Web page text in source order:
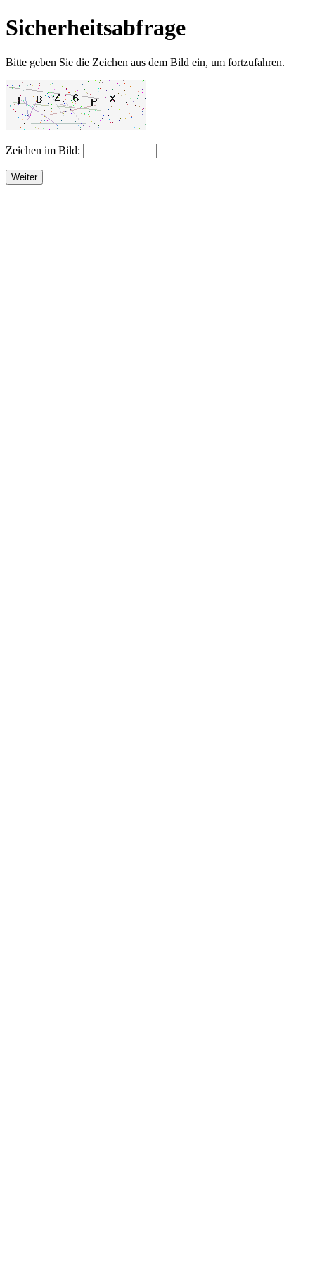
Sicherheitsabfrage
Bitte geben Sie die Zeichen aus dem Bild ein, um fortzufahren.
Zeichen im Bild:
Weiter